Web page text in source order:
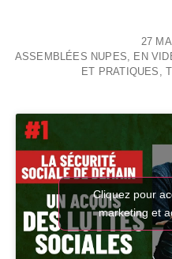
27
ASSEMBLÉES NUPES
EN
ET PRATIQUES
,
Cliquez pour
marketing et